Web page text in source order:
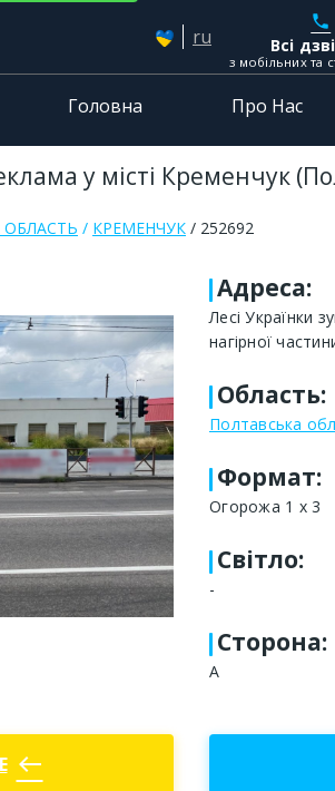
ru
phone
Всі
з мобільних та
Головна Про Нас
у місті Кременчук
КРЕМЕНЧУК 252692
Адреса:
Лесі Українки
нагірної
Область:
Полтавська
Формат:
Огорожа 1 х 3
Світло:
-
Сторона:
А
west